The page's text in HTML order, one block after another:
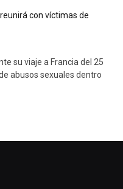
su viaje a Francia del 25
abusos sexuales dentro